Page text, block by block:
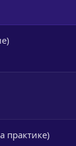
практике)